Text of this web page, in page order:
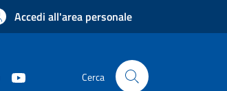
Accedi all'area personale
Cerca